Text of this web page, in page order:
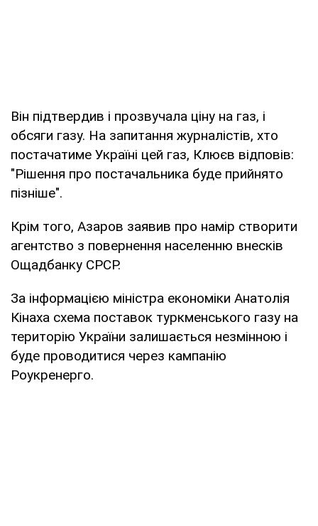
Він підтвердив і прозвучала ціну на газ, і
обсяги газу. На запитання журналістів, хто
постачатиме Україні цей газ, Клюєв відповів:
"Рішення про постачальника буде прийнято
пізніше".
Крім того, Азаров заявив про намір створити
агентство з повернення населенню внесків
Ощадбанку СРСР.
За інформацією міністра економіки Анатолія
Кінаха схема поставок туркменського газу на
територію України залишається незмінною і
буде проводитися через кампанію
Роукренерго.